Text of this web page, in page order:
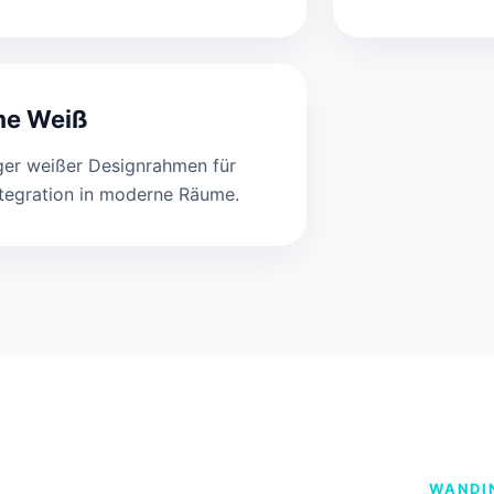
Weiß
weißer Designrahmen für
in moderne Räume.